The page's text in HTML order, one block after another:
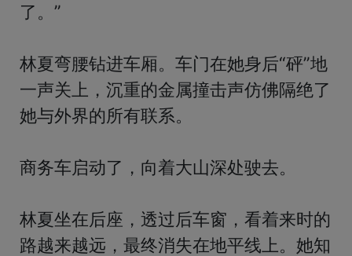
了。”
林夏弯腰钻进车厢。车门在她身后“砰”地
一声关上，沉重的金属撞击声仿佛隔绝了
她与外界的所有联系。
商务车启动了，向着大山深处驶去。
林夏坐在后座，透过后车窗，看着来时的
路越来越远，最终消失在地平线上。她知